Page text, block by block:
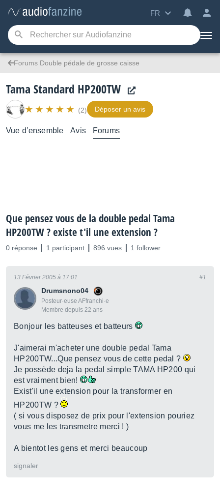
FR
Forums Double pédale de grosse caisse
Tama Standard HP200TW
(2) Déposer un avis
Vue d’ensemble Avis Forums
Que pensez vous de la double pedal Tama
HP200TW ? existe t'il une extension ?
0 réponse 1 participant 896 vues 1 follower
Drumsnono04
Posteur·euse AFfranchi·e
Membre depuis 22 ans
13 Février 2005 à 17:01 #1
Bonjour les batteuses et batteurs
J'aimerai m'acheter une double pedal Tama
HP200TW...Que pensez vous de cette pedal ?
Je possède deja la pedal simple TAMA HP200 qui
est vraiment bien!
Exist'il une extension pour la transformer en
HP200TW ?
( si vous disposez de prix pour l'extension pouriez
vous me les transmetre merci ! )
A bientot les gens et merci beaucoup
signaler